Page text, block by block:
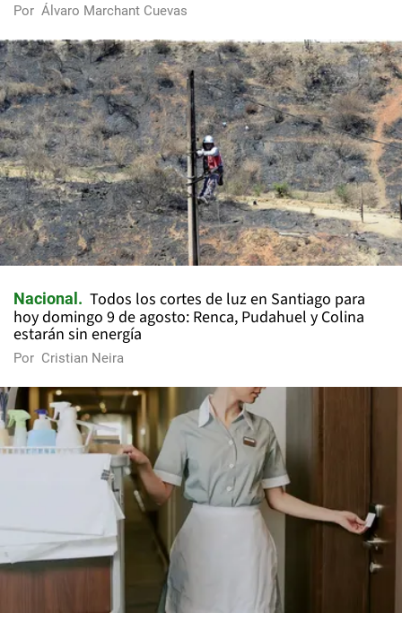
Por Álvaro Marchant Cuevas
Nacional
Todos los cortes de luz en Santiago para
hoy domingo 9 de agosto: Renca, Pudahuel y Colina
estarán sin energía
Por Cristian Neira